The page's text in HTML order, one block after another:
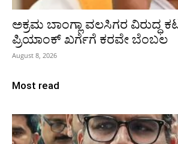
ಅಕ್ರಮ ಬಾಂಗ್ಲಾ ವಲಸಿಗರ ವಿರುದ್ಧ
ಪ್ರಿಯಾಂಕ್ ಖರ್ಗೆಗೆ ಕರವೇ ಬೆಂಬಲ
August 8, 2026
Most read